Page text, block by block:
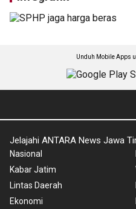
Tim SAR sisir korban yang
Infografik